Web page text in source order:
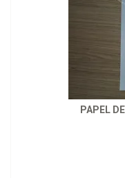
PAPEL